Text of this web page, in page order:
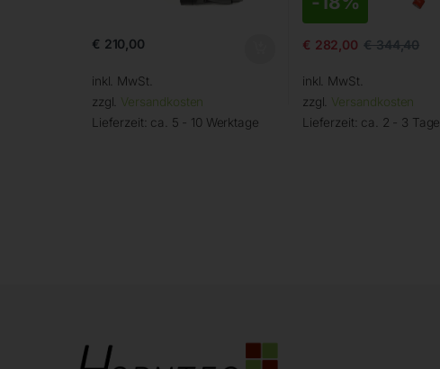
€ 210,00
inkl. MwSt.
zzgl. Versandkosten
Lieferzeit: ca. 5 - 10 Werktage
€ 282,00 €344,40
inkl. MwSt.
zzgl. Versandkosten
Lieferzeit: ca. 2 - 3 Tage